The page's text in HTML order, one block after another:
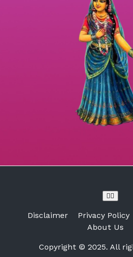
Toggle
Disclaimer Privacy Policy
About Us
Copyright © 2025. All